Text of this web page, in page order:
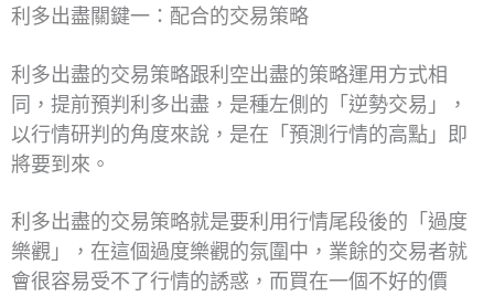
利多出盡關鍵一：配合的交易策略
利多出盡的交易策略跟利空出盡的策略運用方式相
同，提前預判利多出盡，是種左側的「逆勢交易」，
以行情研判的角度來說，是在「預測行情的高點」即
將要到來。
利多出盡的交易策略就是要利用行情尾段後的「過度
樂觀」，在這個過度樂觀的氛圍中，業餘的交易者就
會很容易受不了行情的誘惑，而買在一個不好的價